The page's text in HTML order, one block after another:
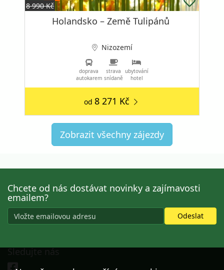
8 990 Kč
Holandsko – Země Tulipánů
Nizozemí
doprava
autokarem
strava
snídaně
ubytování
hotel
od 8 271 Kč
Zobrazit všechny zájezdy
Chcete od nás dostávat novinky a zajímavosti
emailem?
Sledujte nás